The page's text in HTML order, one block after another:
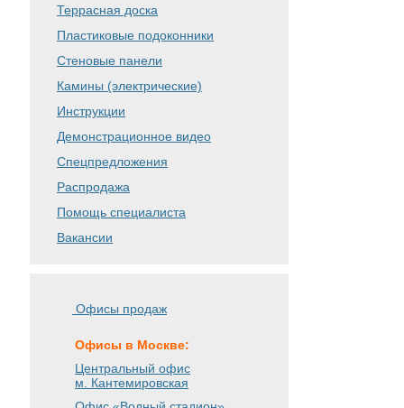
Террасная доска
Пластиковые подоконники
Стеновые панели
Камины (электрические)
Инструкции
Демонстрационное видео
Спецпредложения
Распродажа
Помощь специалиста
Вакансии
Офисы продаж
Офисы в Москве:
Центральный офис
м. Кантемировская